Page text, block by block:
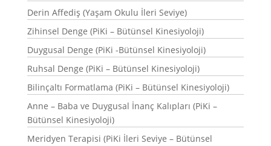
Derin Affediş (Yaşam Okulu İleri Seviye)
Zihinsel Denge (PiKi – Bütünsel Kinesiyoloji)
Duygusal Denge (PiKi -Bütünsel Kinesiyoloji)
Ruhsal Denge (PiKi – Bütünsel Kinesiyoloji)
Bilinçaltı Formatlama (PiKi – Bütünsel Kinesiyoloji)
Anne – Baba ve Duygusal İnanç Kalıpları (PiKi –
Bütünsel Kinesiyoloji)
Meridyen Terapisi (PiKi İleri Seviye – Bütünsel